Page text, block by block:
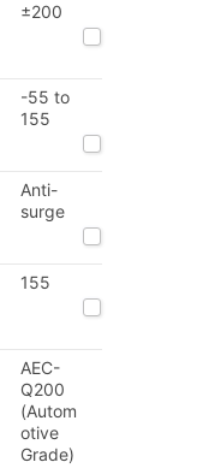
±200
-55 to
155
Anti-
surge
155
AEC-
Q200
(Autom
otive
Grade)